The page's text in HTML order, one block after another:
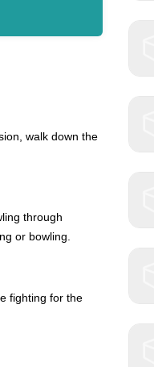
walk down the
through
or bowling.
fighting for the